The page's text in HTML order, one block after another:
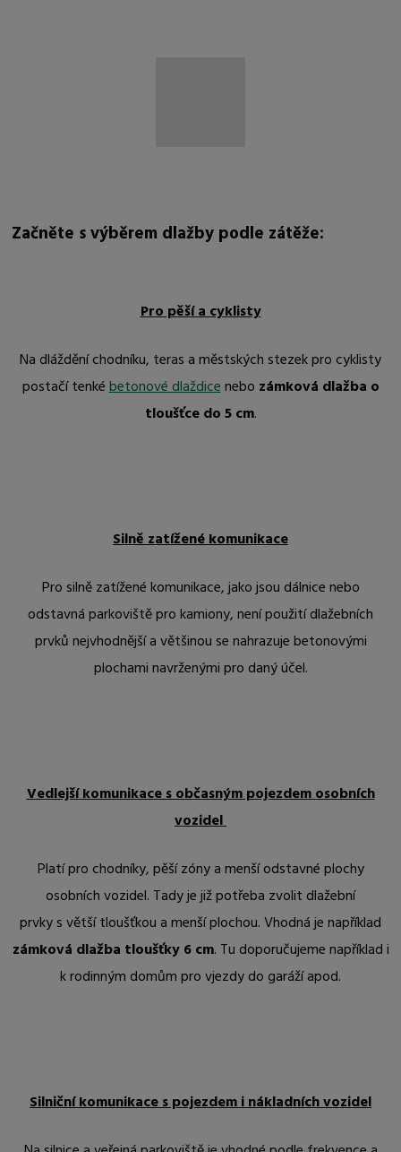
Začněte s výběrem dlažby podle zátěže:
Pro pěší a cyklisty
Na dláždění chodníku, teras a městských stezek pro cyklisty
postačí tenkébetonové dlaždicenebo zámková dlažba o
tloušťce do 5 cm.
Silně zatížené komunikace
Pro silně zatížené komunikace, jako jsou dálnice nebo
odstavná parkoviště pro kamiony, není použití dlažebních
prvků nejvhodnější a většinou se nahrazuje betonovými
plochami navrženými pro daný účel.
Vedlejší komunikace s občasným pojezdem osobních
vozidel
Platí pro chodníky, pěší zóny a menší odstavné plochy
osobních vozidel. Tady je již potřeba zvolit dlažební
prvky s větší tloušťkou a menší plochou. Vhodná je například
zámková dlažba tloušťky 6 cm. Tu doporučujeme například i
k rodinným domům pro vjezdy do garáží apod.
Silniční komunikace s pojezdem i nákladních vozidel